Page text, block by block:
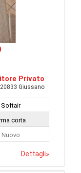
Privato
20833 Giussano
Softair
corta
Nuovo
Dettagli»